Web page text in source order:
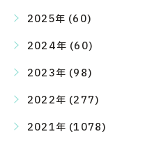
2025年 (60)
2024年 (60)
2023年 (98)
2022年 (277)
2021年 (1078)